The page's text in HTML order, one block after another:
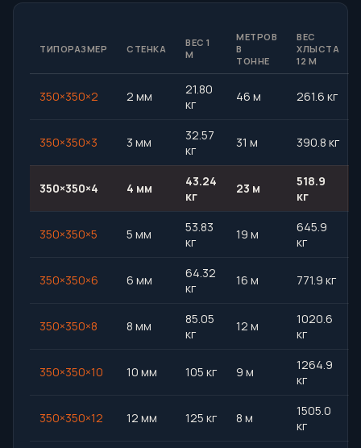
ТИПОРАЗМЕР СТЕНКА
ВЕС 1
М
МЕТРОВ
В
ТОННЕ
ВЕС
ХЛЫСТА
12 М
350×350×2 2 мм
21.80
кг
46 м 261.6 кг
350×350×3 3 мм
32.57
кг
31 м 390.8 кг
350×350×4 4 мм
43.24
кг
23 м
518.9
кг
350×350×5 5 мм
53.83
кг
19 м
645.9
кг
350×350×6 6 мм
64.32
кг
16 м 771.9 кг
350×350×8 8 мм
85.05
кг
12 м
1020.6
кг
350×350×10 10 мм 105 кг 9 м
1264.9
кг
350×350×12 12 мм 125 кг 8 м
1505.0
кг